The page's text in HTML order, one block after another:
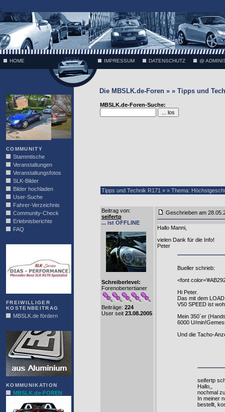
;
HOME IMPRESSUM DATENSCHUTZ @
COMMUNITY
Stammtische
Veranstaltungen
Veranstaltungsfotos
SLK-Bilder
Bilder hochladen
User-Suche
Fahrer-Verzeichnis
Community-Check
Erlebnisberichte
FAQ
FREIWILLIGER
KOSTENBEITRAG
MBSLK.de fördern
KOMMUNIKATION
MBSLK.de-FOREN
Die MBSLK.de-Foren » » Tipps und
MBSLK.de-Foren-Suche:
Tipps und Technik R171 » » Thema:
Beitrag von:
seifertp
... ist OFFLINE
Schreiberlevel:
Forenobertertianer
Beiträge: 224
User seit 23.08.2005
Geschrieben am
Hallo Manni,
vielen Dank für die Info!
Peter
Bueller schrieb:
<font
Hi Peter.
Das mit dem
V50 SPEED ist
Mein 350`er
6000 U/
Und die Tacho-
seifertp
Hallo,,
nochmal
In meiner
bestellt,